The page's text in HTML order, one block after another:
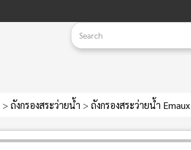
> ถังกรองสระว่ายน้ำ > ถังกรองสระว่ายน้ำ Emaux